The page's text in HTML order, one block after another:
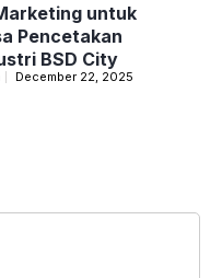
untuk
Pencetakan
BSD City
December 22, 2025